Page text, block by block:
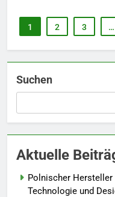
1 2 3 …
Suchen
Aktuelle
Polnischer
Technologie und
7